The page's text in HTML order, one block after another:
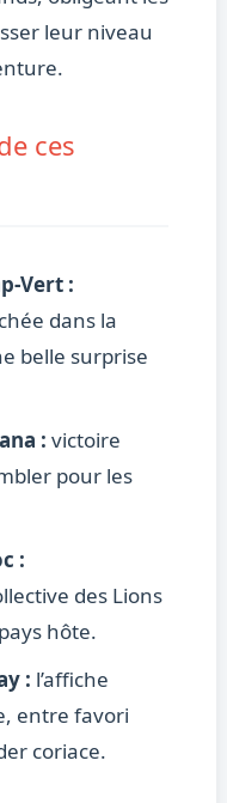
leur niveau
ces
Vert :
dans la
belle surprise
: victoire
pour les
:
des Lions
hôte.
: l’affiche
entre favori
coriace.